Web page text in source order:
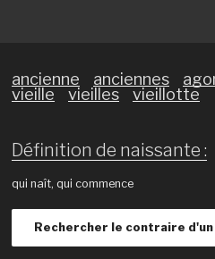
ancienne anciennes
vieille
vieilles vieillotte
Définition de naissante :
qui naît, qui commence
Rechercher le contraire